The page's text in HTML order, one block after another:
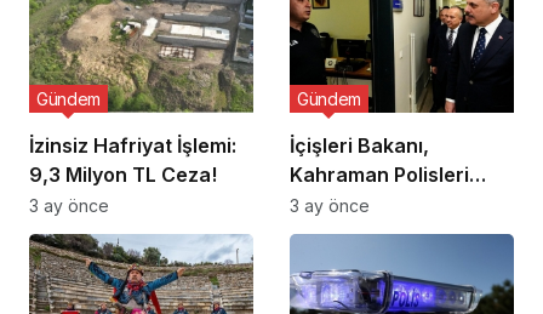
İzinsiz Hafriyat İşlemi:
9,3 Milyon TL Ceza!
Gündem
3 ay önce
İçişleri Bakanı,
Kahraman Polisleri
Ziyaret Etti
Gündem
3 ay önce